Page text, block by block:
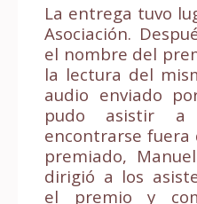
La entrega tuvo
Asociación.
el nombre del
la lectura del
audio enviado
pudo asistir
encontrarse fuera
premiado,
dirigió a los
el premio y